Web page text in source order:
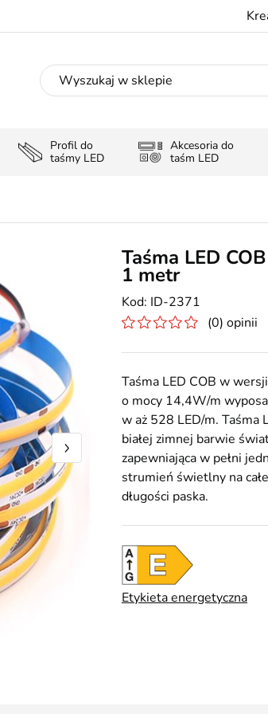
Profil do
taśmy LED
Akcesoria do
taśm LED
Taśma LED
1 metr
ID-2371
(0) opinii
Taśma LED COB w
o mocy 14,4W/m
w aż 528 LED/m. Taśma
białej zimnej barwie
zapewniająca w pełni
strumień świetlny na
długości paska.
Etykieta energetyczna